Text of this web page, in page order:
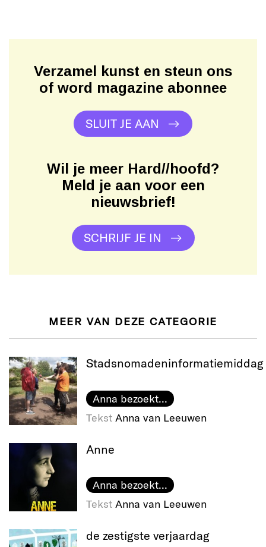
Verzamel kunst en steun ons
of word magazine abonnee
SLUIT JE AAN
Wil je meer Hard//hoofd?
Meld je aan voor een
nieuwsbrief!
SCHRIJF JE IN
MEER VAN DEZE CATEGORIE
Stadsnomadeninformatiemiddag
Anna bezoekt...
Tekst Anna van Leeuwen
Anne
Anna bezoekt...
Tekst Anna van Leeuwen
de zestigste verjaardag